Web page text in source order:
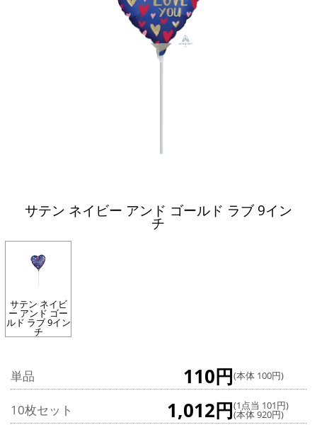
サテン ネイビー アンド ゴールド ラブ 9イン
チ
サテン ネイビ
ー アンド ゴー
ルド ラブ 9イン
チ
単品 110円(本体 100円)
10枚セット 1,012円(1点当 101円)
(本体 920円)